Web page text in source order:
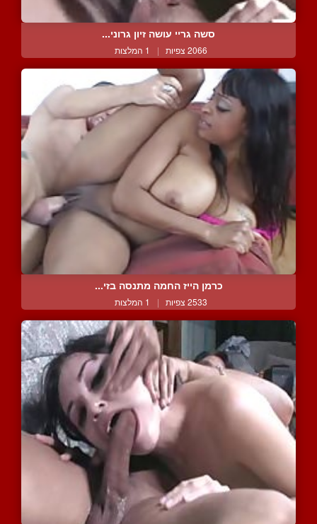
סשה גריי עושה זיון גרוני...
2066 צפיות | 1 המלצות
כרמן הייז החמה מתנסה בזי...
2533 צפיות | 1 המלצות